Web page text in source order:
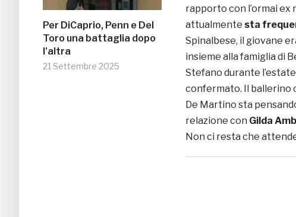
Per DiCaprio, Penn e Del
Toro una battaglia dopo
l’altra
21 Settembre 2025
rapporto con l’ormai ex
attualmente sta
Spinalbese, il giovane
insieme alla famiglia di
Stefano durante
confermato. Il ballerino
De Martino sta
relazione con Gilda
Non ci resta che